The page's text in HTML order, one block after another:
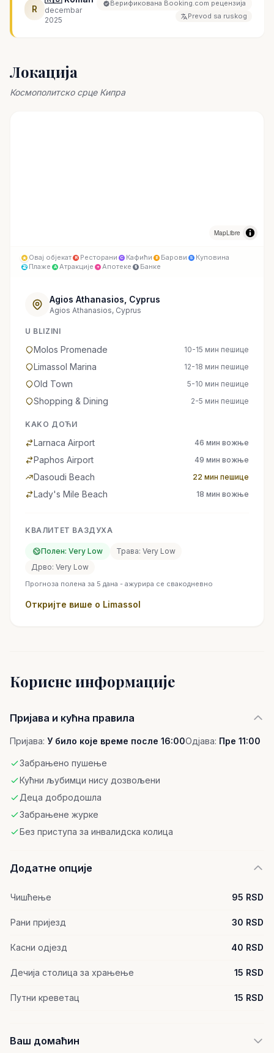
R
decembar
2025
Верификована Booking.com рецензија
Prevod sa ruskog
Локација
Космополитско срце Кипра
MapLibre
Овај објекат R Ресторани C Кафићи B Барови S Куповина
🏖 Плаже A Атракције + Апотеке $ Банке
Agios Athanasios, Cyprus
Agios Athanasios, Cyprus
U BLIZINI
Molos Promenade 10-15 мин пешице
Limassol Marina 12-18 мин пешице
Old Town 5-10 мин пешице
Shopping & Dining 2-5 мин пешице
KAKO ДОЋИ
Larnaca Airport 46 мин вожње
Paphos Airport 49 мин вожње
Dasoudi Beach 22 мин пешице
Lady's Mile Beach 18 мин вожње
КВАЛИТЕТ ВАЗДУХА
Полен: Very Low
Трава: Very Low
Дрво: Very Low
Прогноза полена за 5 дана - ажурира се свакодневно
Откријте више о Limassol
Корисне информације
Пријава и кућна правила
Пријава: У било које време после 16:00Одјава: Пре 11:00
Забрањено пушење
Кућни љубимци нису дозвољени
Деца добродошла
Забрањене журке
Без приступа за инвалидска колица
Додатне опције
Чишћење 95 RSD
Рани пријезд 30 RSD
Касни одјезд 40 RSD
Дечија столица за храњење 15 RSD
Путни креветац 15 RSD
Ваш домаћин